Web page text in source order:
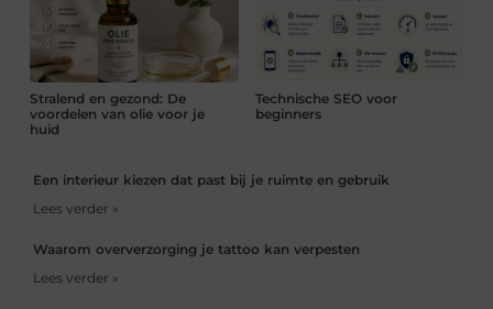
Stralend en gezond: De
voordelen van olie voor je
huid
Technische SEO voor
beginners
Een interieur kiezen dat past bij je ruimte en gebruik
Lees verder »
Waarom oververzorging je tattoo kan verpesten
Lees verder »